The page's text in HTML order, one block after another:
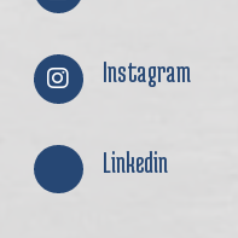
Instagram
Linkedin